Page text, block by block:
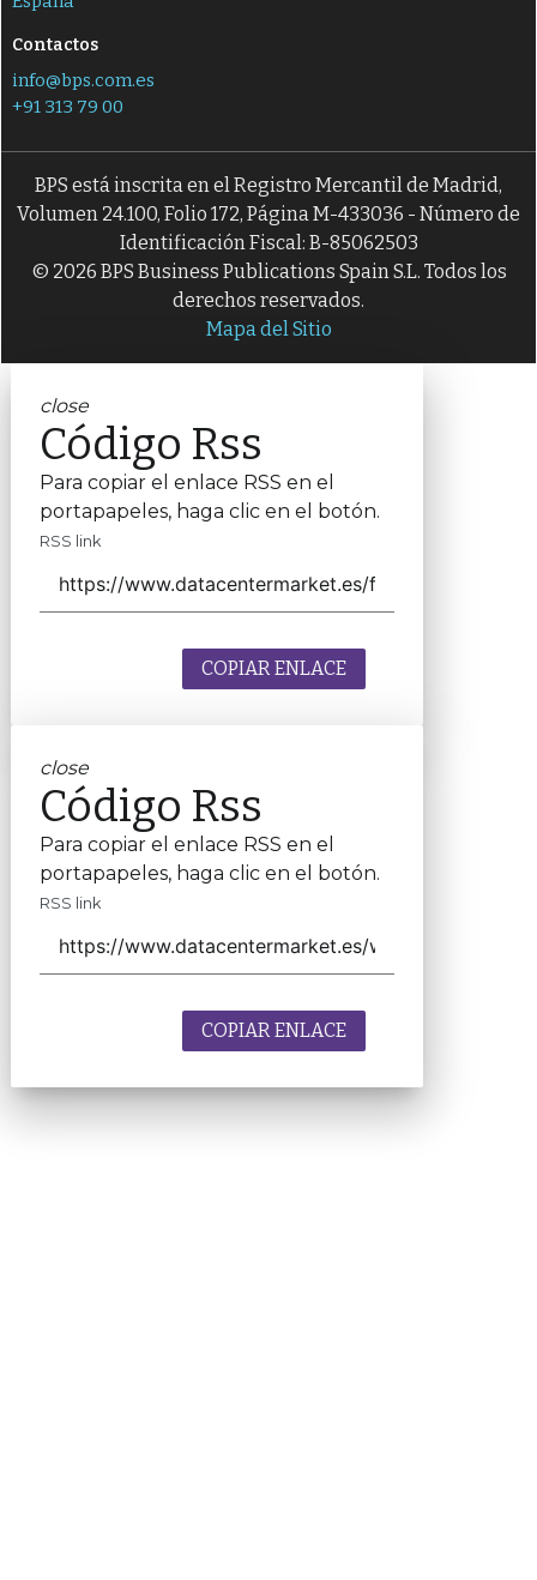
Contactos
info@bps.com.es
+91 313 79 00
BPS está inscrita en el Registro Mercantil de Madrid,
Volumen 24.100, Folio 172, Página M-433036 - Número de
Identificación Fiscal: B-85062503
© 2026 BPS Business Publications Spain S.L. Todos los
derechos reservados.
Mapa del Sitio
close
Código Rss
Para copiar el enlace RSS en el
portapapeles, haga clic en el botón.
RSS link
COPIAR ENLACE
close
Código Rss
Para copiar el enlace RSS en el
portapapeles, haga clic en el botón.
RSS link
COPIAR ENLACE